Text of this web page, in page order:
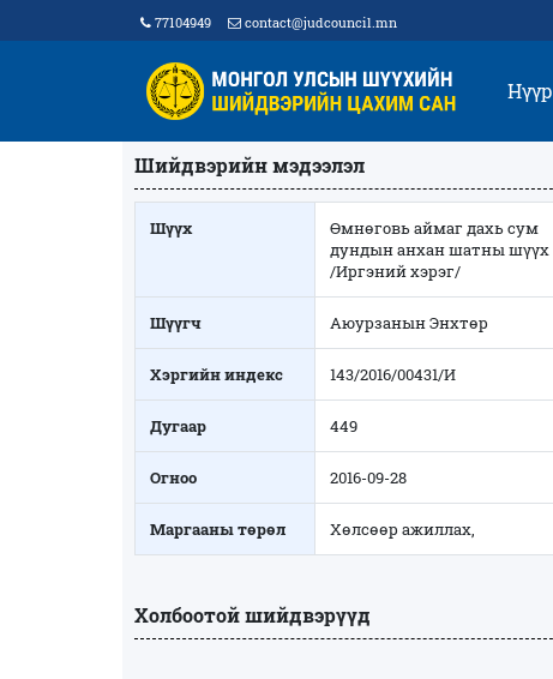
77104949 contact@judcouncil.mn
Нүүр
Шийдвэрийн мэдээлэл
Шүүх
Өмнөговь аймаг дахь сум
дундын анхан шатны шүүх
/Иргэний хэрэг/
Шүүгч Аюурзанын Энхтөр
Хэргийн индекс 143/2016/00431/И
Дугаар 449
Огноо 2016-09-28
Маргааны төрөл Хөлсөөр ажиллах,
Холбоотой шийдвэрүүд